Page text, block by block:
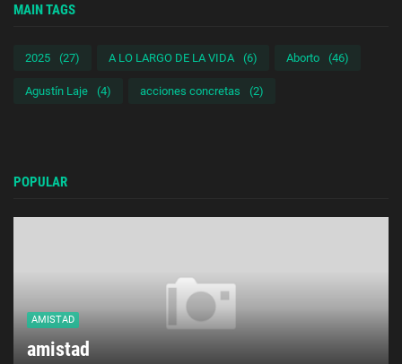
MAIN TAGS
2025 (27) A LO LARGO DE LA VIDA (6) Aborto (46)
Agustín Laje (4) acciones concretas (2)
POPULAR
AMISTAD
amistad